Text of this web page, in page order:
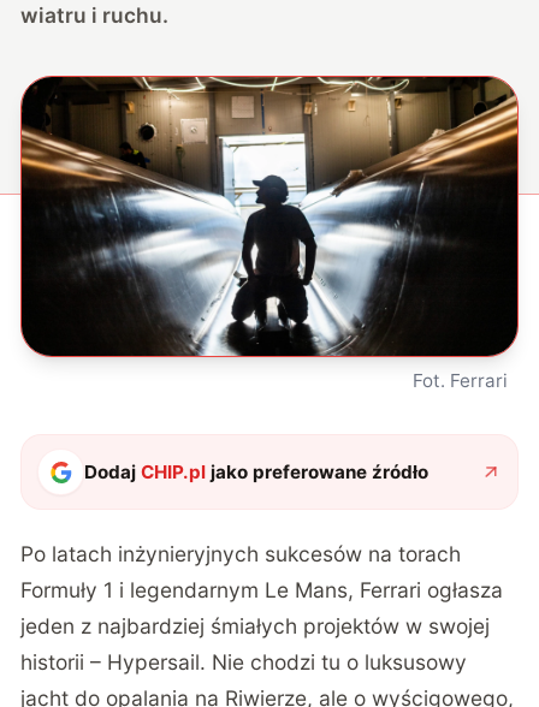
wiatru i ruchu.
Fot. Ferrari
DodajCHIP.pl jako preferowane źródło
Po latach inżynieryjnych sukcesów na torach
Formuły 1 i legendarnym Le Mans, Ferrari ogłasza
jeden z najbardziej śmiałych projektów w swojej
historii – Hypersail. Nie chodzi tu o luksusowy
jacht do opalania na Riwierze, ale o wyścigowego,